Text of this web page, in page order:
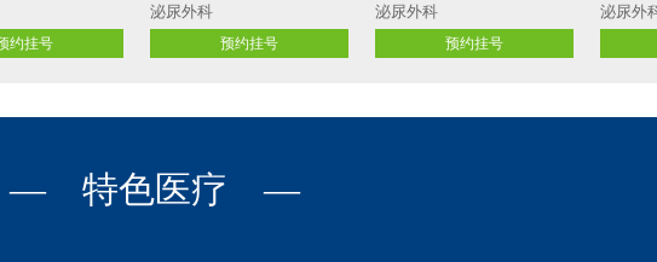
预约挂号
骨外科
预约挂号
骨外科
预约挂号
骨外科
— 特色医疗 —